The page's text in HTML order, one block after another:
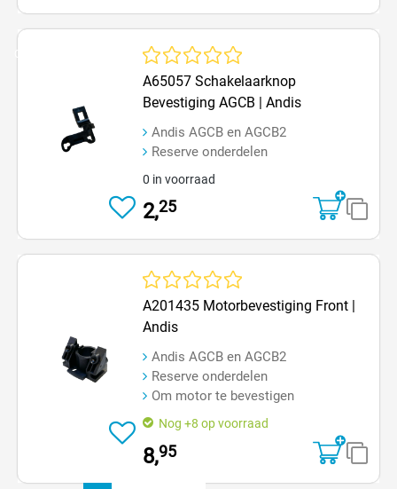
Op=Op
A65057 Schakelaarknop
Bevestiging AGCB | Andis
Andis AGCB en AGCB2
Reserve onderdelen
0 in voorraad
2,25
A201435 Motorbevestiging Front |
Andis
Andis AGCB en AGCB2
Reserve onderdelen
Om motor te bevestigen
Nog +8 op voorraad
8,95